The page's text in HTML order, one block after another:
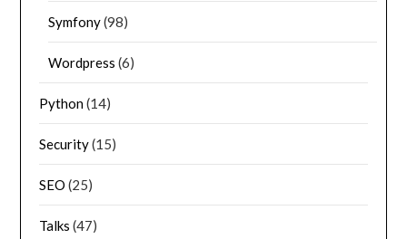
Symfony(98)
Wordpress (6)
Python(14)
Security(15)
SEO (25)
Talks (47)